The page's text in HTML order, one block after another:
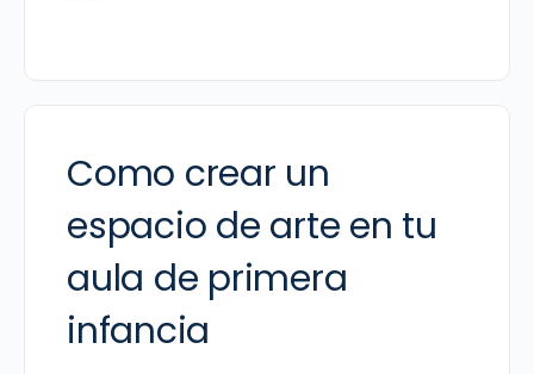
Como crear un
espacio de arte en tu
aula de primera
infancia